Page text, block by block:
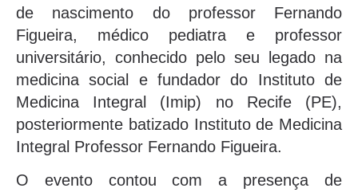
de nascimento do professor Fernando
Figueira, médico pediatra e professor
universitário, conhecido pelo seu legado na
medicina social e fundador do Instituto de
Medicina Integral (Imip) no Recife (PE),
posteriormente batizado Instituto de Medicina
Integral Professor Fernando Figueira.
O evento contou com a presença de